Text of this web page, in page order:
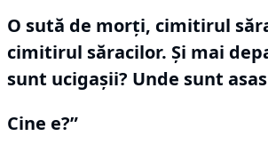
O sută de morţi, cimitirul
cimitirul săracilor. Şi mai
sunt ucigaşii? Unde sunt
Cine e?”